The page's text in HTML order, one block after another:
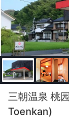
三朝温泉 桃
Toenkan)